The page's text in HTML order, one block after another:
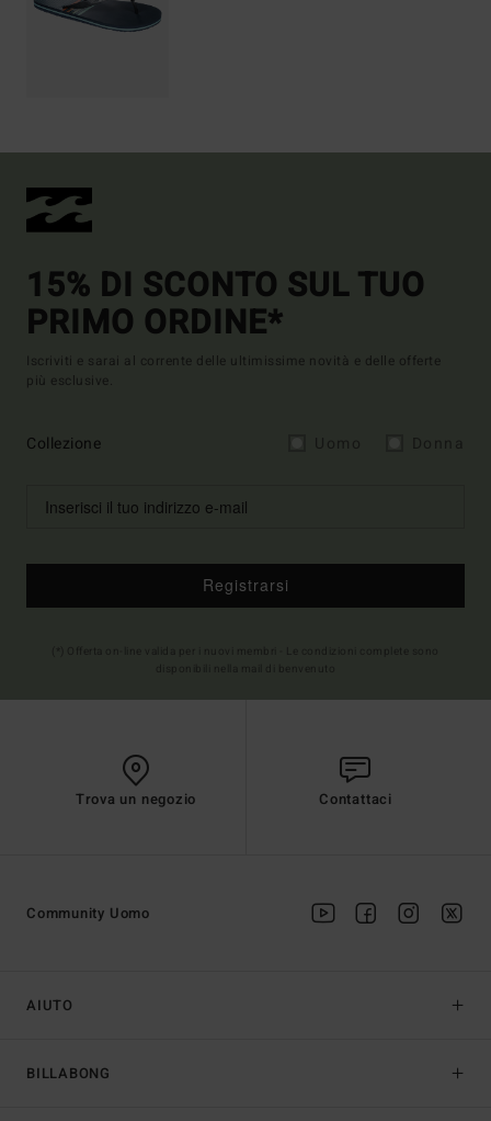
15% DI SCONTO SUL TUO
PRIMO ORDINE*
Iscriviti e sarai al corrente delle ultimissime novità e delle offerte
più esclusive.
Collezione
Registrarsi
Trova un negozio Contattaci
AIUTO
BILLABONG
Community Uomo